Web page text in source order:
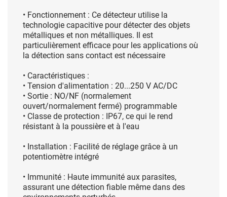
• Fonctionnement : Ce détecteur utilise la
technologie capacitive pour détecter des objets
métalliques et non métalliques. Il est
particulièrement efficace pour les applications où
la détection sans contact est nécessaire
• Caractéristiques :
• Tension d'alimentation : 20...250 V AC/DC
• Sortie : NO/NF (normalement
ouvert/normalement fermé) programmable
• Classe de protection : IP67, ce qui le rend
résistant à la poussière et à l'eau
• Installation : Facilité de réglage grâce à un
potentiomètre intégré
• Immunité : Haute immunité aux parasites,
assurant une détection fiable même dans des